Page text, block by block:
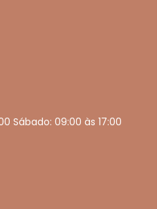
Sábado: 09:00 às 17:00